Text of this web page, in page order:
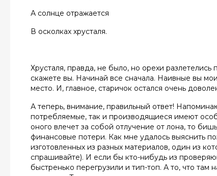
А солнце отражается
В осколках хрусталя.
Хрусталя, правда, не было, но орехи
скажете вы. Начинай все сначала. Наивные вы
место. И, главное, старичок остался очень
А теперь, внимание, правильный ответ!
потребляемые, так и производящиеся имеют
оного влечет за собой отлучение от лона, то
финансовые потери. Как мне удалось выяснить
изготовленных из разных материалов, один из
спрашивайте). И если бы кто-нибудь из
быстренько перегрузили и тип-топ. А то, что